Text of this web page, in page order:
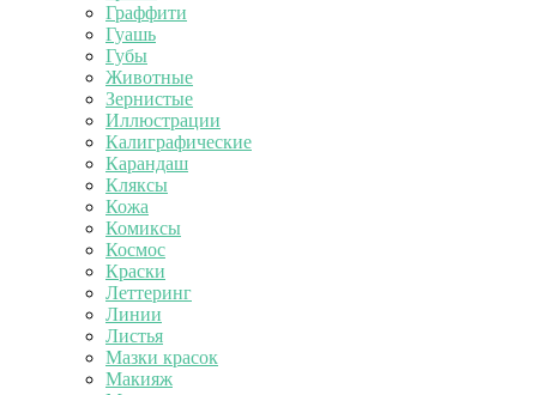
Граффити
Гуашь
Губы
Животные
Зернистые
Иллюстрации
Калиграфические
Карандаш
Кляксы
Кожа
Комиксы
Космос
Краски
Леттеринг
Линии
Листья
Мазки красок
Макияж